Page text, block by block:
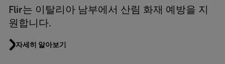
Flir는 이탈리아 남부에서 산림 화재 예방을 지
원합니다.
자세히 알아보기